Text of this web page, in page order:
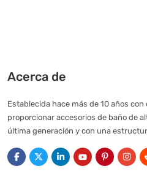
Acerca de
Establecida hace más de 10 años
proporcionar accesorios de baño de
última generación y con una